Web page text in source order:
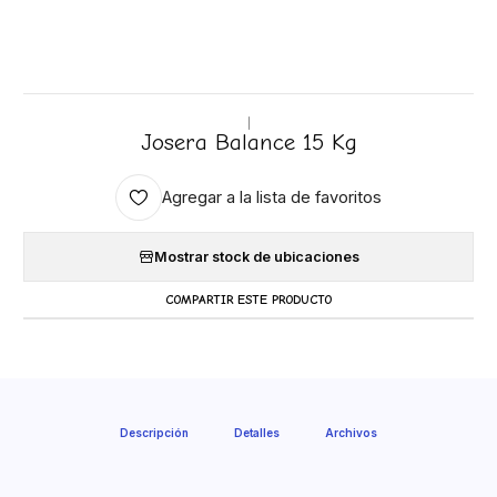
Josera Balance 15 Kg
Agregar a la lista de favoritos
Mostrar stock de ubicaciones
COMPARTIR ESTE PRODUCTO
Descripción Detalles Archivos